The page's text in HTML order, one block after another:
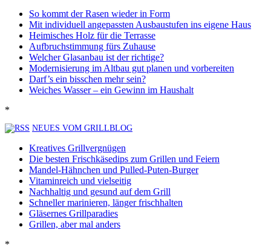
So kommt der Rasen wieder in Form
Mit individuell angepassten Ausbaustufen ins eigene Haus
Heimisches Holz für die Terrasse
Aufbruchstimmung fürs Zuhause
Welcher Glasanbau ist der richtige?
Modernisierung im Altbau gut planen und vorbereiten
Darf’s ein bisschen mehr sein?
Weiches Wasser – ein Gewinn im Haushalt
*
NEUES VOM GRILLBLOG
Kreatives Grillvergnügen
Die besten Frischkäsedips zum Grillen und Feiern
Mandel-Hähnchen und Pulled-Puten-Burger
Vitaminreich und vielseitig
Nachhaltig und gesund auf dem Grill
Schneller marinieren, länger frischhalten
Gläsernes Grillparadies
Grillen, aber mal anders
*